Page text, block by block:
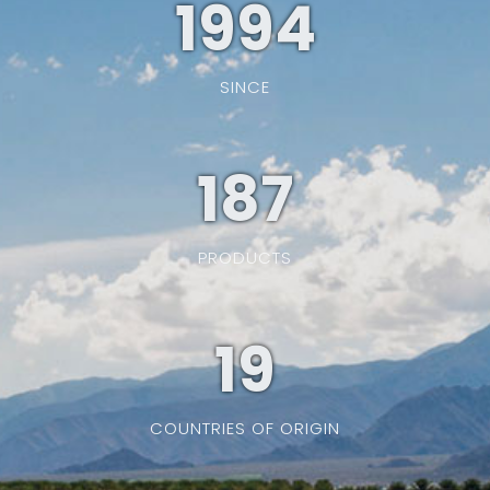
1994
SINCE
187
PRODUCTS
19
COUNTRIES OF ORIGIN